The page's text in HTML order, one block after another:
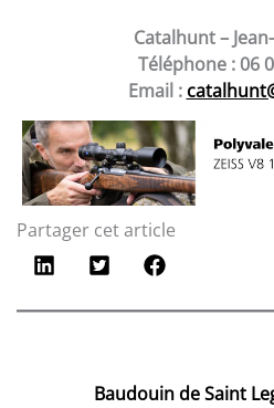
Catalhunt –
Téléphone : 06
Email :
Partager cet article
Baudouin de Saint